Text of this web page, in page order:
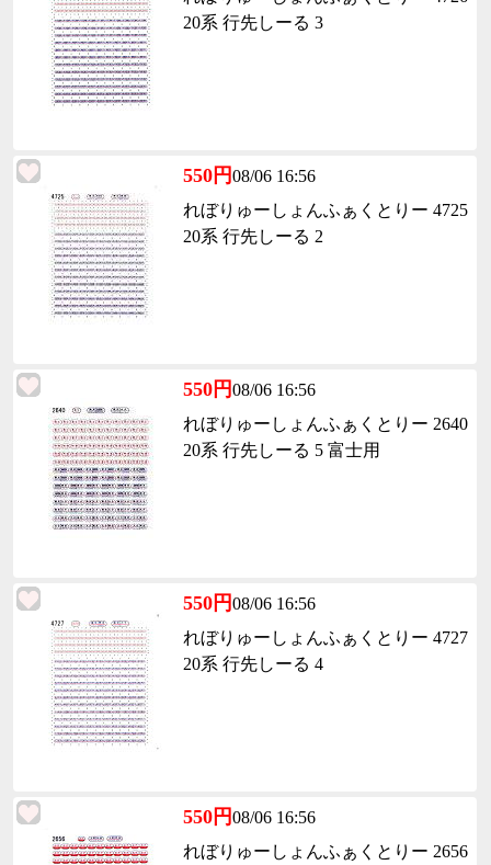
20系 行先しーる 3
550円08/06 16:56
れぼりゅーしょんふぁくとりー 4725
20系 行先しーる 2
550円08/06 16:56
れぼりゅーしょんふぁくとりー 2640
20系 行先しーる 5 富士用
550円08/06 16:56
れぼりゅーしょんふぁくとりー 4727
20系 行先しーる 4
550円08/06 16:56
れぼりゅーしょんふぁくとりー 2656